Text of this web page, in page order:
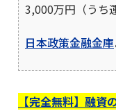
3,000万円（うち
日本政策金融金庫
【完全無料】融